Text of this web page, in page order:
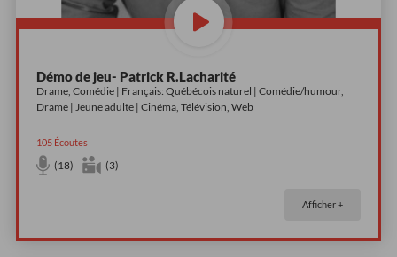
Démo de jeu- Patrick R.Lacharité
Drame, Comédie | Français: Québécois naturel | Comédie/humour,
Drame | Jeune adulte | Cinéma, Télévision, Web
105Écoutes
(18) (3)
Afficher +